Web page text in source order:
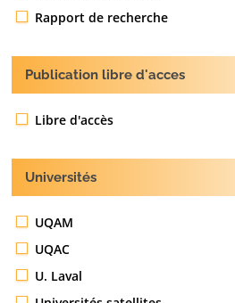
Rapport de recherche
Publication libre d'acces
Libre d'accès
Universités
UQAM
UQAC
U. Laval